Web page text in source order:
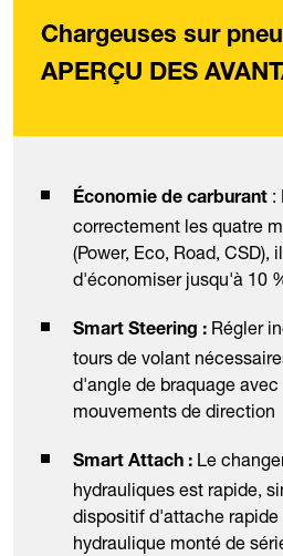
Chargeuses sur
APERÇU DES
Économie de carburant :
correctement les quatre
(Power, Eco, Road, CSD),
d'économiser jusqu'à 10
Smart Steering : Régler
tours de volant
d'angle de braquage
mouvements de direction
Smart Attach : Le
hydrauliques est rapide,
dispositif d'attache
hydraulique monté de